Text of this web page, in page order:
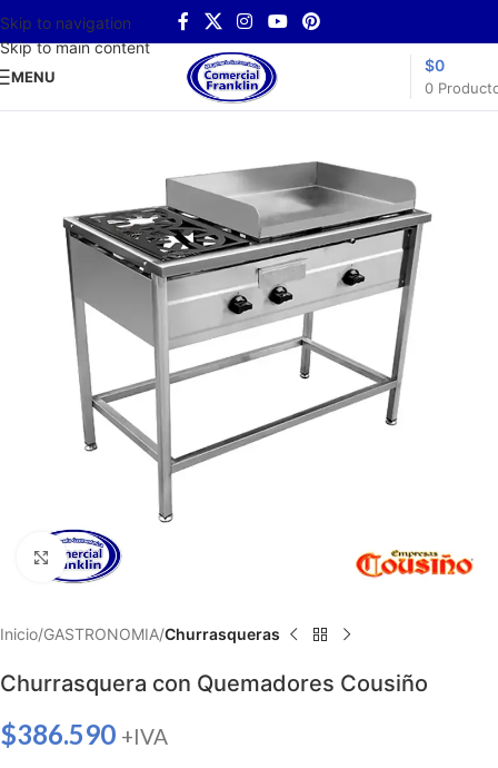
Skip to navigation
Skip to main content
MENU
0
$0
Haga clic para ampliar
Inicio GASTRONOMIA Churrasqueras
Churrasquera con Quemadores Cousiño
$386.590 +IVA